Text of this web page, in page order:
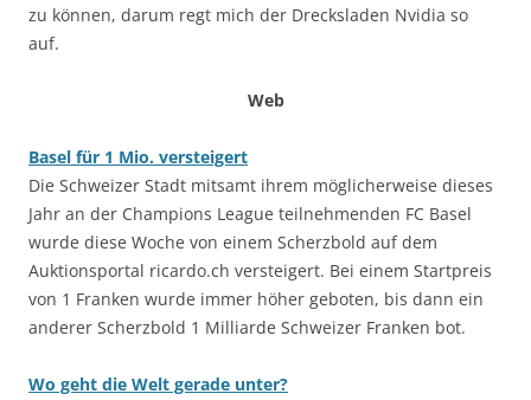
zu können, darum regt mich der Drecksladen Nvidia so
auf.
Web
Basel für 1 Mio. versteigert
Die Schweizer Stadt mitsamt ihrem möglicherweise dieses
Jahr an der Champions League teilnehmenden FC Basel
wurde diese Woche von einem Scherzbold auf dem
Auktionsportal ricardo.ch versteigert. Bei einem Startpreis
von 1 Franken wurde immer höher geboten, bis dann ein
anderer Scherzbold 1 Milliarde Schweizer Franken bot.
Wo geht die Welt gerade unter?